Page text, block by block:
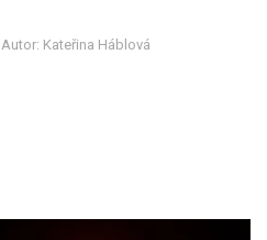
Autor: Kateřina Háblová